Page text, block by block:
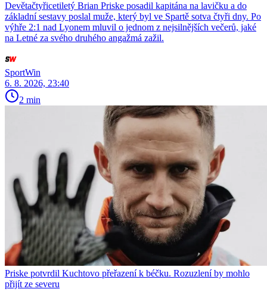
Devětačtyřicetiletý Brian Priske posadil kapitána na lavičku a do
základní sestavy poslal muže, který byl ve Spartě sotva čtyři dny. Po
výhře 2:1 nad Lyonem mluvil o jednom z nejsilnějších večerů, jaké
na Letné za svého druhého angažmá zažil.
SportWin
6. 8. 2026, 23:40
2 min
Priske potvrdil Kuchtovo přeřazení k béčku. Rozuzlení by mohlo
přijít ze severu